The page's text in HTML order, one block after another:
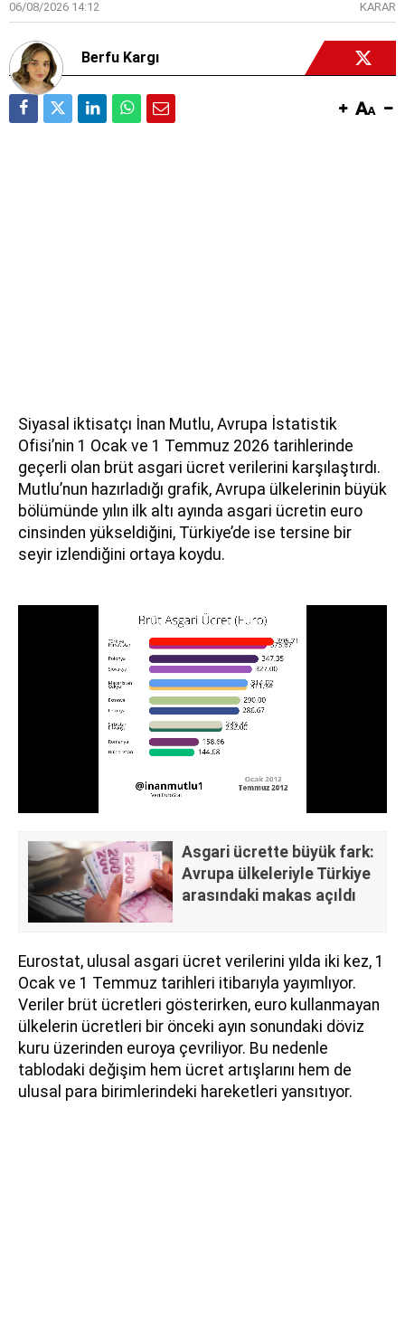
06/08/2026 14:12 KARAR
Berfu Kargı
Siyasal iktisatçı İnan Mutlu, Avrupa İstatistik
Ofisi’nin 1 Ocak ve 1 Temmuz 2026 tarihlerinde
geçerli olan brüt asgari ücret verilerini karşılaştırdı.
Mutlu’nun hazırladığı grafik, Avrupa ülkelerinin büyük
bölümünde yılın ilk altı ayında asgari ücretin euro
cinsinden yükseldiğini, Türkiye’de ise tersine bir
seyir izlendiğini ortaya koydu.
Asgari ücrette büyük fark:
Avrupa ülkeleriyle Türkiye
arasındaki makas açıldı
Eurostat, ulusal asgari ücret verilerini yılda iki kez, 1
Ocak ve 1 Temmuz tarihleri itibarıyla yayımlıyor.
Veriler brüt ücretleri gösterirken, euro kullanmayan
ülkelerin ücretleri bir önceki ayın sonundaki döviz
kuru üzerinden euroya çevriliyor. Bu nedenle
tablodaki değişim hem ücret artışlarını hem de
ulusal para birimlerindeki hareketleri yansıtıyor.